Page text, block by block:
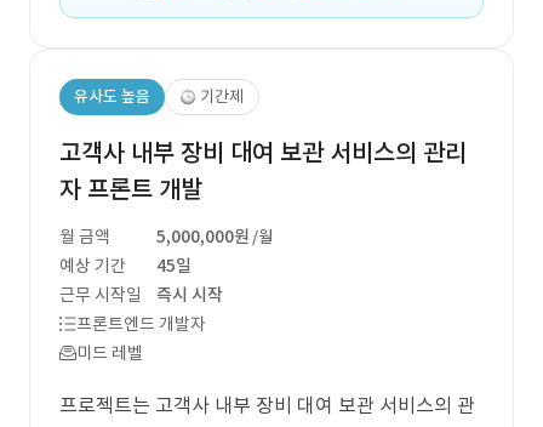
유사도 높음 기간제
고객사 내부 장비 대여 보관 서비스의 관리
자 프론트 개발
월 금액 5,000,000원 /월
예상 기간
45일
근무 시작일
즉시 시작
프론트엔드 개발자
미드 레벨
프로젝트는 고객사 내부 장비 대여 보관 서비스의 관